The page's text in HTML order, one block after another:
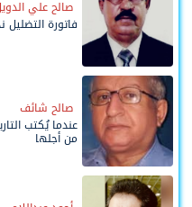
صالح علي
فاتورة
صالح شائف
عندما يُكتب
من أجلها